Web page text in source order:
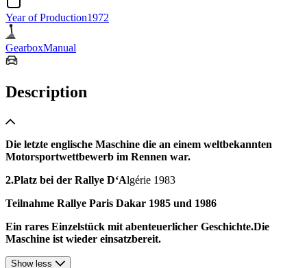
Year of Production1972
GearboxManual
Description
Die letzte englische Maschine die an einem weltbekannten
Motorsportwettbewerb im Rennen war.
2.Platz bei der Rallye D‘Algérie 1983
Teilnahme Rallye Paris Dakar 1985 und 1986
Ein rares Einzelstück mit abenteuerlicher Geschichte.Die
Maschine ist wieder einsatzbereit.
Show less